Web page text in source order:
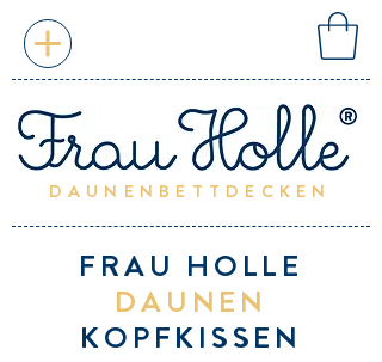
DAUNENBETTDECKEN
FRAU HOLLE
DAUNEN
KOPFKISSEN